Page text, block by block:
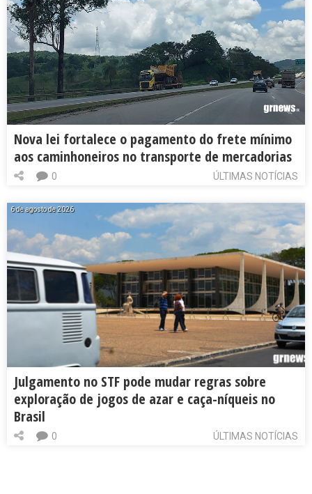
Nova lei fortalece o pagamento do frete mínimo
aos caminhoneiros no transporte de mercadorias
ÚLTIMAS NOTÍCIAS
0
6 de agosto de 2026
Julgamento no STF pode mudar regras sobre
exploração de jogos de azar e caça-níqueis no
Brasil
ÚLTIMAS NOTÍCIAS
0